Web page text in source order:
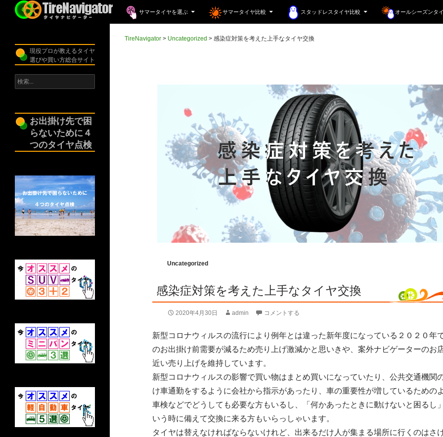
サマータイヤを選ぶ
サマータイヤ比較 スタッドレスタイヤ比較 オールシーズンタ
TireNavigator > Uncategorized > 感染症対策を考えた上手なタイヤ交換
Uncategorized
感染症対策を考えた上手なタイヤ交換
2020年4月30日 admin コメントする
新型コロナウィルスの流行により例年とは違った新年度になっている２０２０年
のお出掛け前需要が減るため売り上げ激減かと思いきや、案外ナビゲーターのお
近い売り上げを維持しています。
新型コロナウィルスの影響で買い物はまとめ買いになっていたり、公共交通機関
け車通勤をするように会社から指示があったり、車の重要性が増しているための
車検などでどうしても必要な方もいるし、「何かあったときに動けないと困るし
いう時に備えて交換に来る方もいらっしゃいます。
タイヤは替えなければならないけれど、出来るだけ人が集まる場所に行くのはさ
現役プロが教えるタイヤ
選びや買い方総合サイト
検
索:
お出掛け先で困
らないために４
つのタイヤ点検